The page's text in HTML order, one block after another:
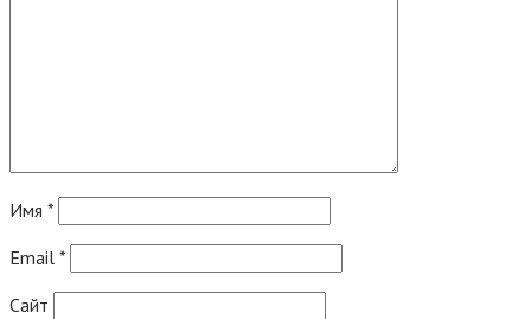
Имя *
Email *
Сайт